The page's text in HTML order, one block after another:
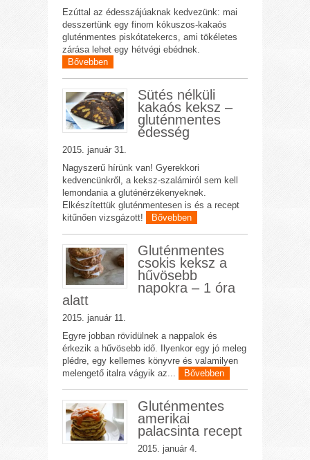
Ezúttal az édesszájúaknak kedvezünk: mai
desszertünk egy finom kókuszos-kakaós
gluténmentes piskótatekercs, ami tökéletes
zárása lehet egy hétvégi ebédnek.
Bővebben
Sütés nélküli
kakaós keksz –
gluténmentes
édesség
2015. január 31.
Nagyszerű hírünk van! Gyerekkori
kedvencünkről, a keksz-szalámiról sem kell
lemondania a gluténérzékenyeknek.
Elkészítettük gluténmentesen is és a recept
kitűnően vizsgázott!
Bővebben
Gluténmentes
csokis keksz a
hűvösebb
napokra – 1 óra
alatt
2015. január 11.
Egyre jobban rövidülnek a nappalok és
érkezik a hűvösebb idő. Ilyenkor egy jó meleg
plédre, egy kellemes könyvre és valamilyen
melengető italra vágyik az...
Bővebben
Gluténmentes
amerikai
palacsinta recept
2015. január 4.